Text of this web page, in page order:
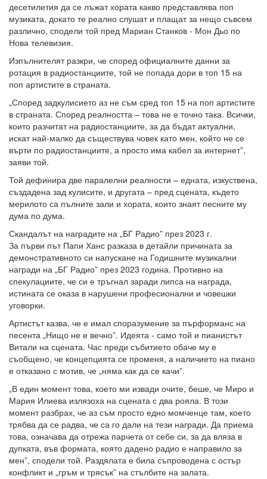
десетилетия да се лъжат хората какво представлява поп
музиката, докато те реално слушат и плащат за нещо съвсем
различно, сподели той пред Мариан Станков - Мон Дьо по
Нова телевизия.
Изпълнителят разкри, че според официалните данни за
ротация в радиостанциите, той не попада дори в топ 15 на
поп артистите в страната.
„Според задкулисието аз не съм сред топ 15 на поп артистите
в страната. Според реалността – това не е точно така. Всички,
които разчитат на радиостанциите, за да бъдат актуални,
искат най-малко да съществува човек като мен, който не се
върти по радиостанциите, а просто има кабел за интернет”,
заяви той.
Той дефинира две паралелни реалности – едната, изкуствена,
създадена зад кулисите, и другата – пред сцената, където
мерилото са пълните зали и хората, които знаят песните му
дума по дума.
Скандалът на наградите на „БГ Радио” през 2023 г.
За първи път Папи Ханс разказа в детайли причината за
демонстративното си напускане на Годишните музикални
награди на „БГ Радио” през 2023 година. Противно на
спекулациите, че си е тръгнал заради липса на награда,
истината се оказа в нарушени професионални и човешки
уговорки.
Артистът казва, че е имал споразумение за пърформанс на
песента „Нищо не е вечно”. Идеята - само той и пианистът
Витали на сцената. Час преди събитието обаче му е
съобщено, че концепцията се променя, а наличието на пиано
е отказано с мотив, че „няма как да се качи”.
„В един момент това, което ми извади очите, беше, че Миро и
Мария Илиева излязоха на сцената с два рояла. В този
момент разбрах, че аз съм просто едно момченце там, което
трябва да се радва, че са го дали на тези награди. Да приема
това, означава да отрежа парчета от себе си, за да вляза в
дупката, във формата, която дадено радио е направило за
мен”, сподели той. Раздялата е била съпроводена с остър
конфликт и „гръм и трясък” на стълбите на залата.